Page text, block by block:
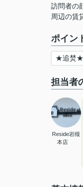
訪問者の
周辺の賃
ポイン
★追焚★
担当者
Reside岩槻
本店